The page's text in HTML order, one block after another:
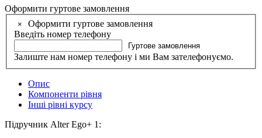
Оформити гуртове замовлення
×
Оформити гуртове замовлення
Введіть номер телефону
Гуртове замовлення
Залиште нам номер телефону і ми Вам зателефонуємо.
Опис
Компоненти рівня
Інші рівні курсу
Підручник Alter Ego+ 1: